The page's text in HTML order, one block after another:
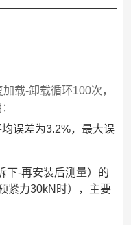
载-卸载循环100次，
误差为3.2%，最大误
下-再安装后测量）的
紧力30kN时），主要